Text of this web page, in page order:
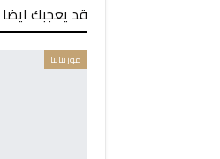
قد يعجبك ايضا
موريتانيا